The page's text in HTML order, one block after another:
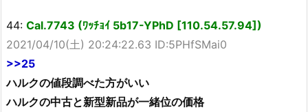
44: Cal.7743 (ﾜｯﾁｮｲ 5b17-YPhD [110.54.57.94])
2021/04/10(土) 20:24:22.63 ID:5PHfSMai0
>>25
ハルクの値段調べた方がいい
ハルクの中古と新型新品が一緒位の価格